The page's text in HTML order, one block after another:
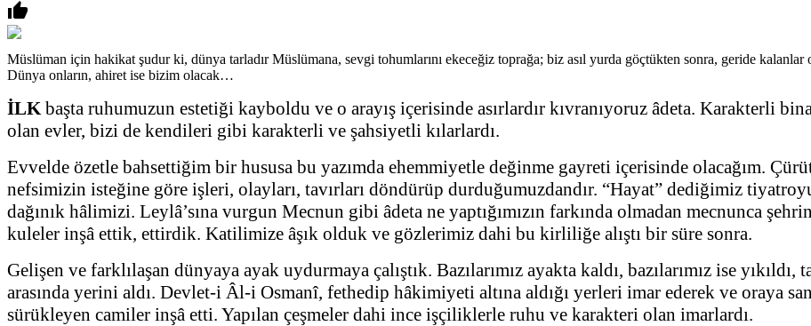

Müslüman için hakikat şudur ki, dünya tarladır Müslümana, sevgi tohumlarını ekeceğiz toprağa; biz asıl yurda göçtükten sonra, geride
Dünya onların, ahiret ise bizim olacak…
İLK başta ruhumuzun estetiği kayboldu ve o arayış içerisinde asırlardır kıvranıyoruz âdeta. Karakterli
olan evler, bizi de kendileri gibi karakterli ve şahsiyetli kılarlardı.
Evvelde özetle bahsettiğim bir hususa bu yazımda ehemmiyetle değinme gayreti içerisinde olacağım.
nefsimizin isteğine göre işleri, olayları, tavırları döndürüp durduğumuzdandır. “Hayat” dediğimiz
dağınık hâlimizi. Leylâ’sına vurgun Mecnun gibi âdeta ne yaptığımızın farkında olmadan mecnunca
kuleler inşâ ettik, ettirdik. Katilimize âşık olduk ve gözlerimiz dahi bu kirliliğe alıştı bir süre sonra.
Gelişen ve farklılaşan dünyaya ayak uydurmaya çalıştık. Bazılarımız ayakta kaldı, bazılarımız ise
arasında yerini aldı. Devlet-i Âl-i Osmanî, fethedip hâkimiyeti altına aldığı yerleri imar ederek ve oraya
sürükleyen camiler inşâ etti. Yapılan çeşmeler dahi ince işçiliklerle ruhu ve karakteri olan imarlardı.